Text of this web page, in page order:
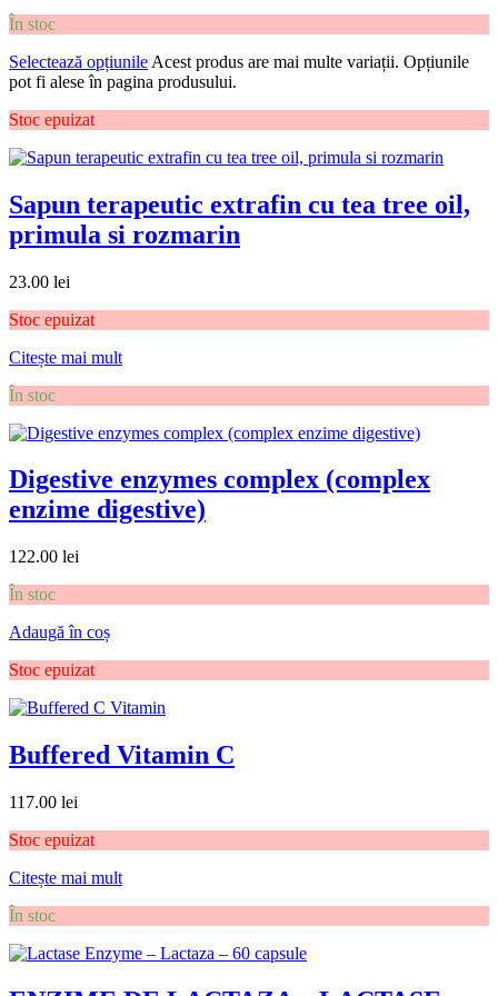
În stoc
Selectează opțiunile Acest produs are mai multe variații. Opțiunile
pot fi alese în pagina produsului.
Stoc epuizat
Sapun terapeutic extrafin cu tea tree oil,
primula si rozmarin
23.00 lei
Stoc epuizat
Citește mai mult
În stoc
Digestive enzymes complex (complex
enzime digestive)
122.00 lei
În stoc
Adaugă în coș
Stoc epuizat
Buffered Vitamin C
117.00 lei
Stoc epuizat
Citește mai mult
În stoc